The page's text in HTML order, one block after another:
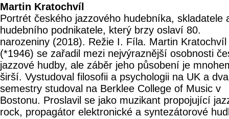
Martin Kratochvíl
Portrét českého jazzového hudebníka, skladatele
hudebního podnikatele, který brzy oslaví 80.
narozeniny (2018). Režie I. Fíla. Martin Kratochvíl
(*1946) se zařadil mezi nejvýraznější osobnosti
jazzové hudby, ale záběr jeho působení je
širší. Vystudoval filosofii a psychologii na UK a dva
semestry studoval na Berklee College of Music v
Bostonu. Proslavil se jako muzikant propojující
rock, propagátor elektronické a syntezátorové